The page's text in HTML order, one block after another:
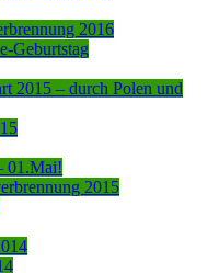
2016
Geburtstag
2015 – durch Polen und
01.Mai!
2015